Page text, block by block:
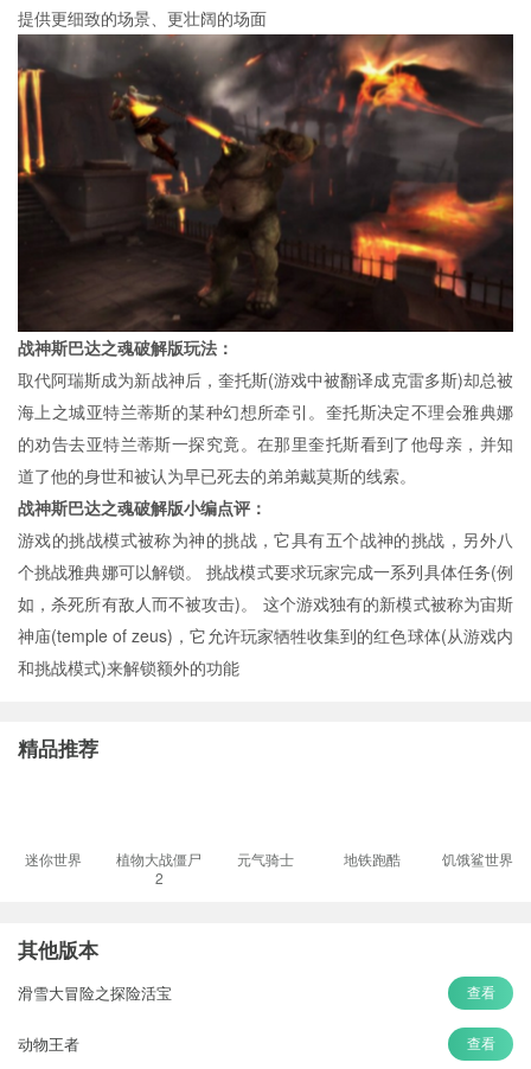
提供更细致的场景、更壮阔的场面
战神斯巴达之魂破解版玩法：
取代阿瑞斯成为新战神后，奎托斯(游戏中被翻译成克雷多斯)却总被
海上之城亚特兰蒂斯的某种幻想所牵引。奎托斯决定不理会雅典娜
的劝告去亚特兰蒂斯一探究竟。在那里奎托斯看到了他母亲，并知
道了他的身世和被认为早已死去的弟弟戴莫斯的线索。
战神斯巴达之魂破解版小编点评：
游戏的挑战模式被称为神的挑战，它具有五个战神的挑战，另外八
个挑战雅典娜可以解锁。 挑战模式要求玩家完成一系列具体任务(例
如，杀死所有敌人而不被攻击)。 这个游戏独有的新模式被称为宙斯
神庙(temple of zeus)，它允许玩家牺牲收集到的红色球体(从游戏内
和挑战模式)来解锁额外的功能
精品推荐
迷你世界
植物大战僵尸
2
元气骑士 地铁跑酷 饥饿鲨世界
其他版本
滑雪大冒险之探险活宝 查看
动物王者 查看